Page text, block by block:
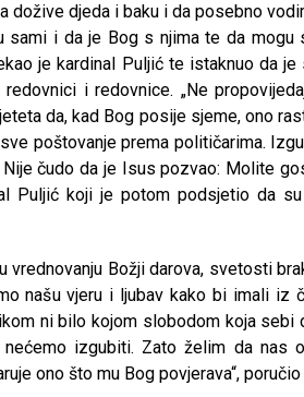
dožive djeda i baku i da posebno
sami i da je Bog s njima te da
je kardinal Puljić te istaknuo da
i redovnice. „Ne
da, kad Bog posije sjeme, ono
poštovanje prema političarima.
čudo da je Isus pozvao: Molite
Puljić koji je potom podsjetio da
vrednovanju Božji darova, svetosti
našu vjeru i ljubav kako bi imali
ni bilo kojom slobodom koja sebi
izgubiti. Zato želim da nas
ono što mu Bog povjerava“,